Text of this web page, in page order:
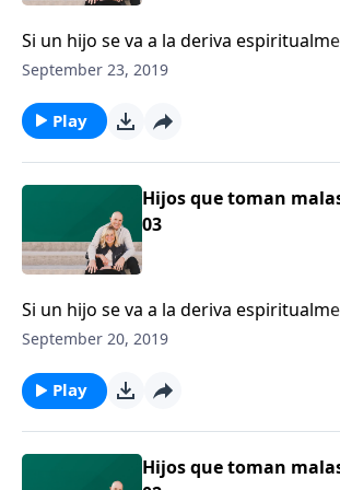
Si un hijo se va a la deriva
fuera de órbita, ¿debería el padre
si el quitar algunos privilegios le
corazón de su hijo.
September 23, 2019
Play
Hijos que toman
03
Si un hijo se va a la deriva
fuera de órbita, ¿debería el padre
si el quitar algunos privilegios le
corazón de su hijo.
September 20, 2019
Play
Hijos que toman